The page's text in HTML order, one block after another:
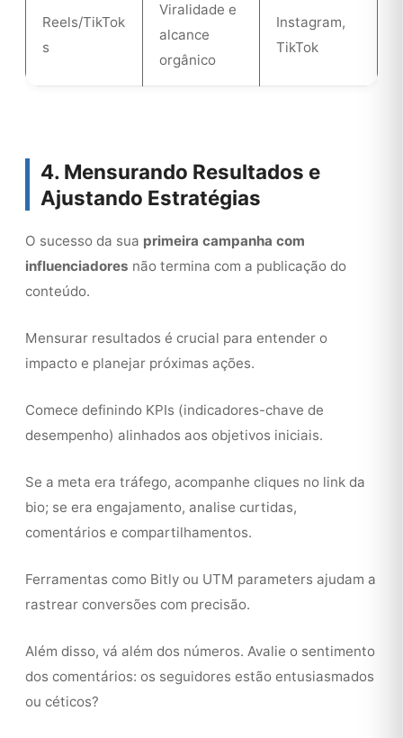
Reels/TikTok
s
Viralidade e
alcance
orgânico
Instagram,
TikTok
4. Mensurando Resultados e
Ajustando Estratégias
O sucesso da sua primeira campanha com
influenciadores não termina com a publicação do
conteúdo.
Mensurar resultados é crucial para entender o
impacto e planejar próximas ações.
Comece definindo KPIs (indicadores-chave de
desempenho) alinhados aos objetivos iniciais.
Se a meta era tráfego, acompanhe cliques no link da
bio; se era engajamento, analise curtidas,
comentários e compartilhamentos.
Ferramentas como Bitly ou UTM parameters ajudam a
rastrear conversões com precisão.
Além disso, vá além dos números. Avalie o sentimento
dos comentários: os seguidores estão entusiasmados
ou céticos?